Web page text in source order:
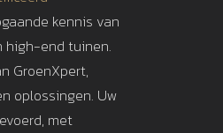
kennis van
high-end tuinen.
GroenXpert,
oplossingen. Uw
met